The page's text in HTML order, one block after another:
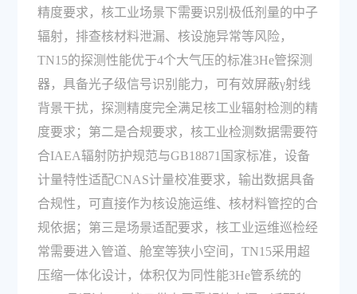
精度要求，核工业场景下需要识别极低剂量的中子
辐射，排查核材料泄漏、核设施异常等风险，
TN15的探测性能优于4个大气压的标准3He管探测
器，具备光子级信号识别能力，可有效屏蔽γ射线
背景干扰，探测精度完全满足核工业辐射检测的精
度要求；第二是合规要求，核工业检测数据需要符
合IAEA辐射防护规范与GB18871国家标准，设备
计量特性适配CNAS计量校准要求，输出数据具备
合规性，可直接作为核设施运维、核材料管控的合
规依据；第三是场景适配要求，核工业运维巡检经
常需要进入管道、舱室等狭小空间，TN15采用超
压缩一体化设计，体积仅为同性能3He管系统的